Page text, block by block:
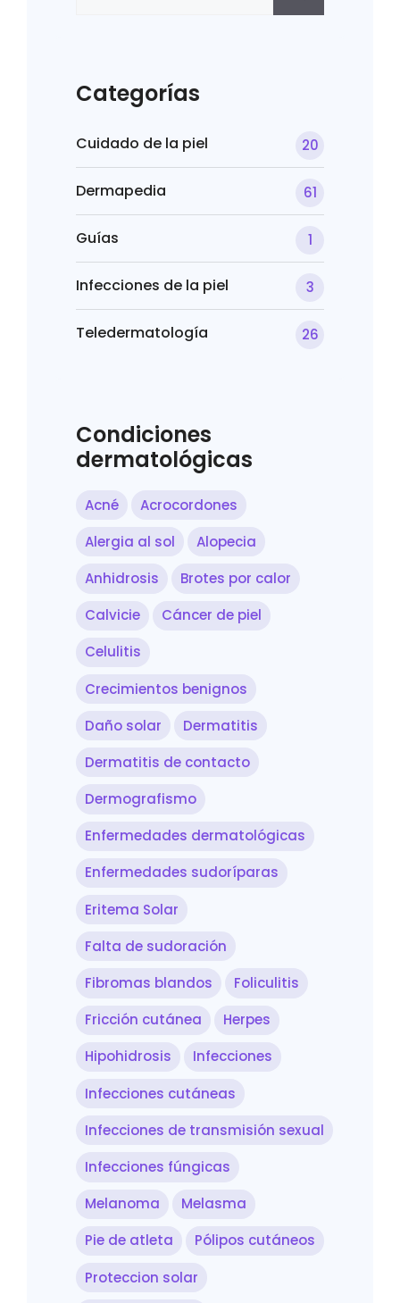
Categorías
Cuidado de la piel 20
Dermapedia 61
Guías 1
Infecciones de la piel 3
Teledermatología 26
Condiciones
dermatológicas
Acné
Acrocordones
Alergia al sol
Alopecia
Anhidrosis
Brotes por calor
Calvicie
Cáncer de piel
Celulitis
Crecimientos benignos
Daño solar
Dermatitis
Dermatitis de contacto
Dermografismo
Enfermedades dermatológicas
Enfermedades sudoríparas
Eritema Solar
Falta de sudoración
Fibromas blandos
Foliculitis
Fricción cutánea
Herpes
Hipohidrosis
Infecciones
Infecciones cutáneas
Infecciones de transmisión sexual
Infecciones fúngicas
Melanoma
Melasma
Pie de atleta
Pólipos cutáneos
Proteccion solar